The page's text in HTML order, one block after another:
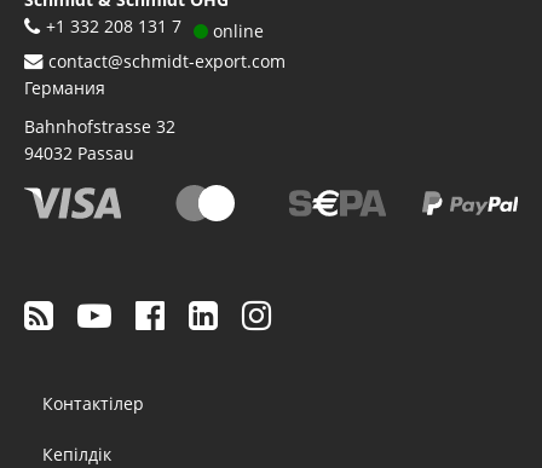
+1 332 208 131 7
online
contact@schmidt-export.com
Германия
Bahnhofstrasse 32
94032 Passau
menu
Контактілер
Кепілдік